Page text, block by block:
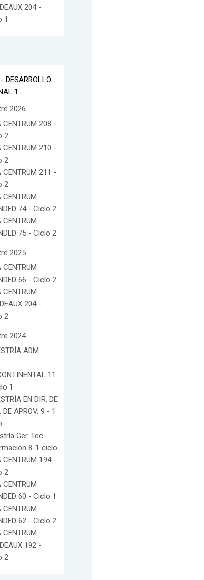
204 -
1
DESARROLLO
1
2026
CENTRUM 208 -
2
CENTRUM 210 -
2
CENTRUM 211 -
2
CENTRUM
74 - Ciclo 2
CENTRUM
75 - Ciclo 2
2025
CENTRUM
66 - Ciclo 2
CENTRUM
204 -
2
2024
ADM.
11
1
EN DIR. DE
DE APROV. 9 - 1
Ger. Tec.
8-1 ciclo
CENTRUM 194 -
2
CENTRUM
60 - Ciclo 1
CENTRUM
62 - Ciclo 2
CENTRUM
192 -
2